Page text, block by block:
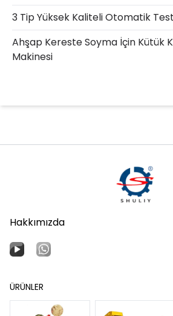
3 Tip Yüksek Kaliteli Otomatik
Ahşap Kereste Soyma İçin Kütük
Makinesi
Hakkımızda
ÜRÜNLER